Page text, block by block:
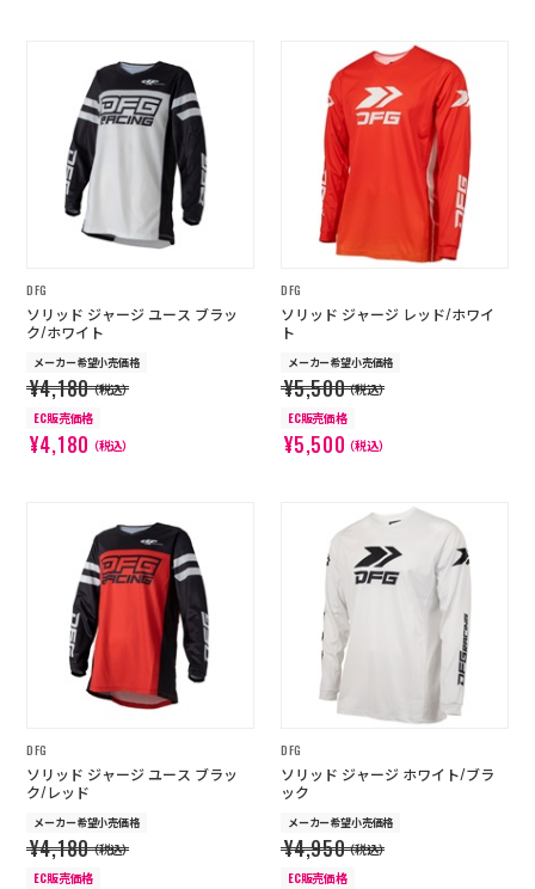
DFG
ソリッド ジャージ ユース ブラッ
ク/ホワイト
メーカー希望小売価格
¥4,180（税込）
EC販売価格
¥4,180（税込）
DFG
ソリッド ジャージ レッド/ホワイ
ト
メーカー希望小売価格
¥5,500（税込）
EC販売価格
¥5,500（税込）
DFG
ソリッド ジャージ ユース ブラッ
ク/レッド
メーカー希望小売価格
¥4,180（税込）
EC販売価格
DFG
ソリッド ジャージ ホワイト/ブラ
ック
メーカー希望小売価格
¥4,950（税込）
EC販売価格